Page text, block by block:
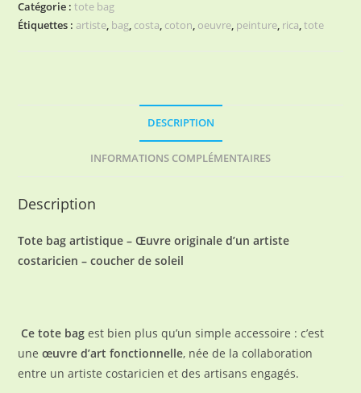
Catégorie :tote bag
Étiquettes :artiste, bag, costa, coton, oeuvre, peinture, rica,tote
DESCRIPTION
INFORMATIONS COMPLÉMENTAIRES
Description
Tote bag artistique – Œuvre originale d’un artiste
costaricien – coucher de soleil
Ce tote bag est bien plus qu’un simple accessoire : c’est
uneœuvre d’art fonctionnelle, née de la collaboration
entre un artiste costaricien et des artisans engagés.